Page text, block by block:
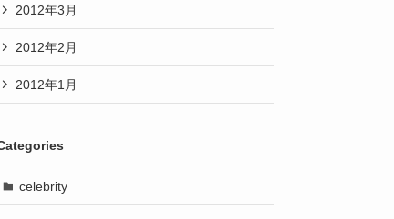
2012年3月
2012年2月
2012年1月
celebrity